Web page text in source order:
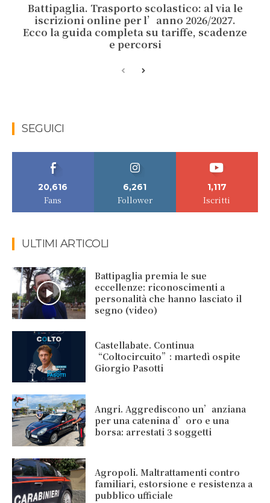
Battipaglia. Trasporto scolastico: al via le
iscrizioni online per l’anno 2026/2027.
Ecco la guida completa su tariffe, scadenze
e percorsi
SEGUICI
20,616
Fans
6,261
Follower
1,117
Iscritti
ULTIMI ARTICOLI
Battipaglia premia le sue
eccellenze: riconoscimenti a
personalità che hanno lasciato il
segno (video)
Castellabate. Continua
“Coltocircuito”: martedì ospite
Giorgio Pasotti
Angri. Aggrediscono un’anziana
per una catenina d’oro e una
borsa: arrestati 3 soggetti
Agropoli. Maltrattamenti contro
familiari, estorsione e resistenza a
pubblico ufficiale